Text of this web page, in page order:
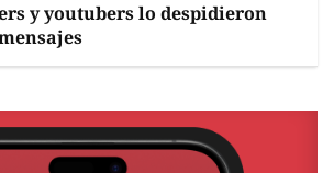
y youtubers lo despidieron